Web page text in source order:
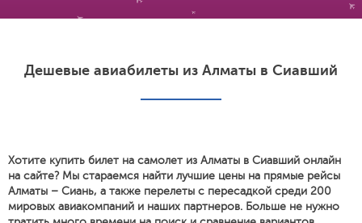
Дешевые авиабилеты из Алматы в Сиавший
Хотите купить билет на самолет из Алматы в Сиавший онлайн
на сайте? Мы стараемся найти лучшие цены на прямые рейсы
Алматы – Сиань, а также перелеты с пересадкой среди 200
мировых авиакомпаний и наших партнеров. Больше не нужно